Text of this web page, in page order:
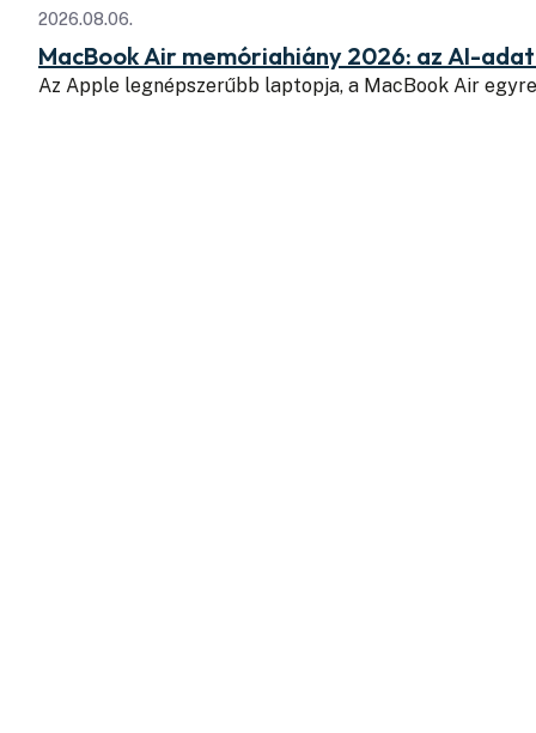
2026.08.06.
MacBook Air memóriahiány 2026: az AI-
Az Apple legnépszerűbb laptopja, a MacBook Air